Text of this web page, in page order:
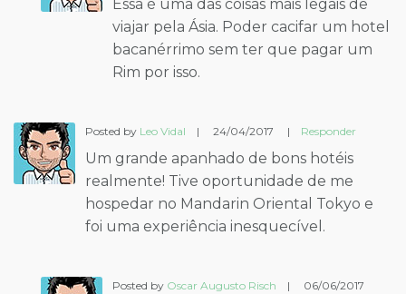
Essa é uma das coisas mais legais de
viajar pela Ásia. Poder cacifar um hotel
bacanérrimo sem ter que pagar um
Rim por isso.
Posted by Leo Vidal | 24/04/2017 | Responder
Um grande apanhado de bons hotéis
realmente! Tive oportunidade de me
hospedar no Mandarin Oriental Tokyo e
foi uma experiência inesquecível.
Posted by Oscar Augusto Risch |
06/06/2017